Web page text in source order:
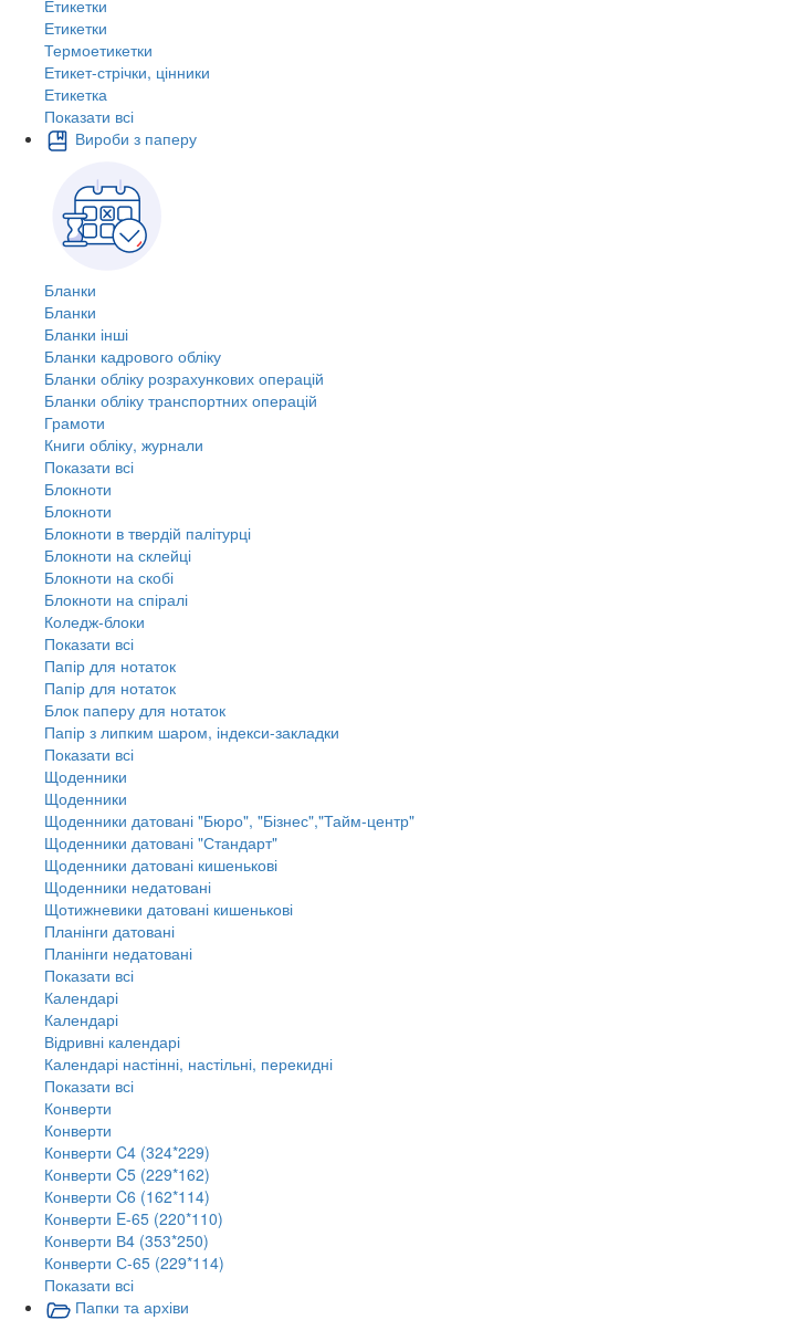
Етикетки
Етикетки
Термоетикетки
Етикет-стрічки, цінники
Етикетка
Показати всі
Вироби з паперу
Бланки
Бланки
Бланки інші
Бланки кадрового обліку
Бланки обліку розрахункових операцій
Бланки обліку транспортних операцій
Грамоти
Книги обліку, журнали
Показати всі
Блокноти
Блокноти
Блокноти в твердій палітурці
Блокноти на склейці
Блокноти на скобі
Блокноти на спіралі
Коледж-блоки
Показати всі
Папір для нотаток
Папір для нотаток
Блок паперу для нотаток
Папір з липким шаром, індекси-закладки
Показати всі
Щоденники
Щоденники
Щоденники датовані "Бюро", "Бізнес","Тайм-центр"
Щоденники датовані "Стандарт"
Щоденники датовані кишенькові
Щоденники недатовані
Щотижневики датовані кишенькові
Планінги датовані
Планінги недатовані
Показати всі
Календарі
Календарі
Відривні календарі
Календарі настінні, настільні, перекидні
Показати всі
Конверти
Конверти
Конверти C4 (324*229)
Конверти C5 (229*162)
Конверти C6 (162*114)
Конверти E-65 (220*110)
Конверти В4 (353*250)
Конверти С-65 (229*114)
Показати всі
Папки та архіви